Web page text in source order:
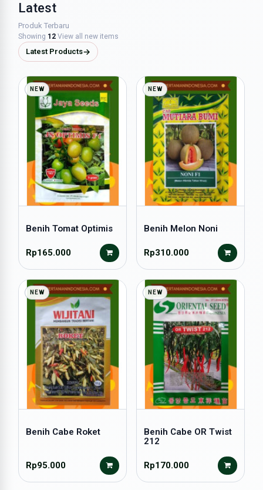
Latest
Produk Terbaru
Showing 12 View all new items
Latest Products→
NEW
Benih Tomat Optimis
Rp165.000
NEW
Benih Melon Noni
Rp310.000
NEW
Benih Cabe Roket
Rp95.000
NEW
Benih Cabe OR Twist
212
Rp170.000